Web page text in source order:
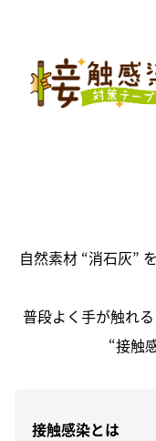
自然素材 “消石灰”
普段よく手が触れ
“接触
接触感染とは